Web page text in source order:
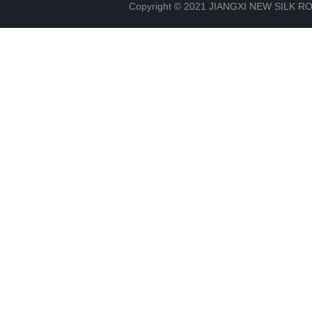
Copyright © 2021 JIANGXI NEW SILK